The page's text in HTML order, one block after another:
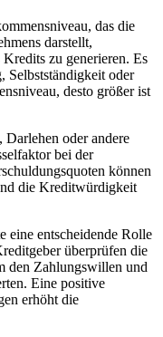
das die
darstellt,
zu generieren. Es
Selbstständigkeit oder
desto größer ist
oder andere
bei der
können
die Kreditwürdigkeit
eine entscheidende Rolle
überprüfen die
den Zahlungswillen und
Eine positive
erhöht die